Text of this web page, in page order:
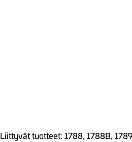
Liittyvät tuotteet: 1788, 1788B,